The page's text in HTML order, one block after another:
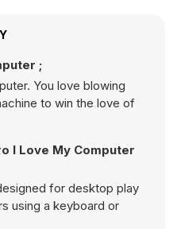
;
You love blowing
to win the love of
I Love My Computer
for desktop play
using a keyboard or